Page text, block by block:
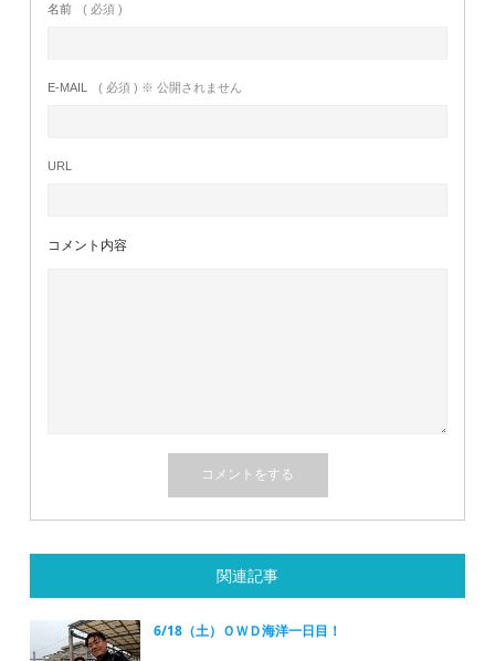
名前 ( 必須 )
E-MAIL ( 必須 ) ※ 公開されません
URL
コメント内容
関連記事
6/18（土）ＯＷＤ海洋一日目！